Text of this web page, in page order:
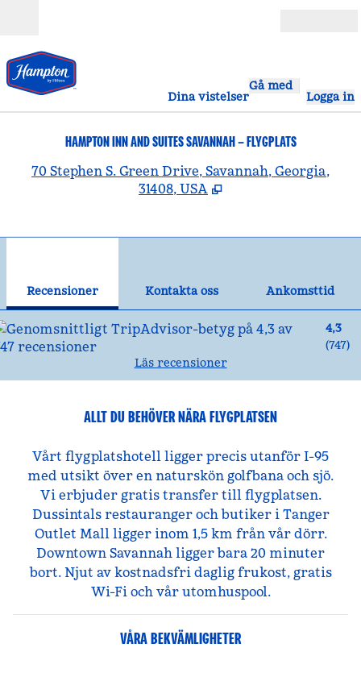
Dina vistelser
Gå med
Logga in
HAMPTON INN AND SUITES SAVANNAH – FLYGPLATS
70 Stephen S. Green Drive, Savannah, Georgia,
31408, USA
Recensioner Kontakta oss
Ankomsttid
4,3
(747)
Läs recensioner
ALLT DU BEHÖVER NÄRA FLYGPLATSEN
Vårt flygplatshotell ligger precis utanför I-95
med utsikt över en naturskön golfbana och sjö.
Vi erbjuder gratis transfer till flygplatsen.
Dussintals restauranger och butiker i Tanger
Outlet Mall ligger inom 1,5 km från vår dörr.
Downtown Savannah ligger bara 20 minuter
bort. Njut av kostnadsfri daglig frukost, gratis
Wi-Fi och vår utomhuspool.
VÅRA BEKVÄMLIGHETER